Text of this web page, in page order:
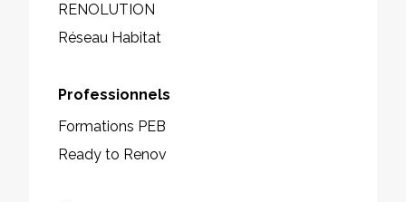
RENOLUTION
Réseau Habitat
Professionnels
Formations PEB
Ready to Renov